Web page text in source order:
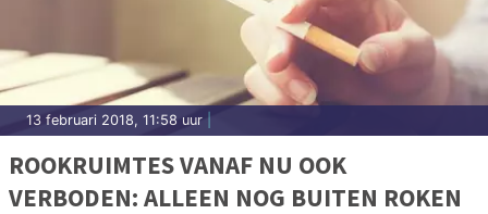
13 februari 2018, 11:58 uur
ROOKRUIMTES VANAF NU OOK
VERBODEN: ALLEEN NOG BUITEN ROKEN